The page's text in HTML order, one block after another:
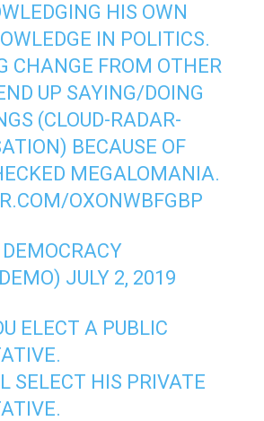
HIS OWN
IN POLITICS.
CHANGE FROM OTHER
UP SAYING/DOING
(CLOUD-RADAR-
BECAUSE OF
MEGALOMANIA.
OXONWBFGBP
JULY 2, 2019
ELECT A PUBLIC
SELECT HIS PRIVATE